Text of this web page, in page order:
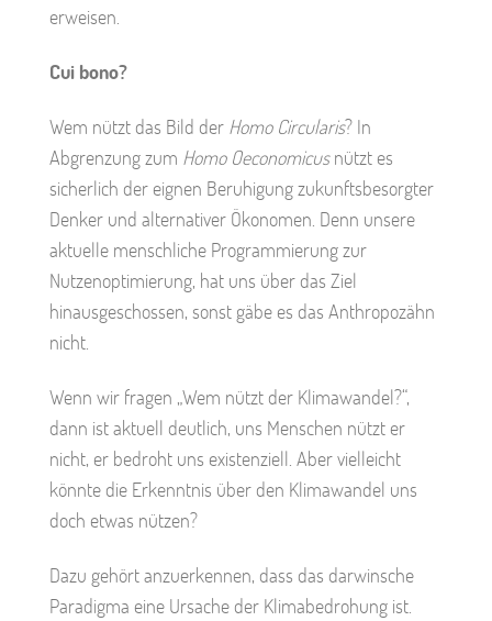
erweisen.
Cui bono?
Wem nützt das Bild der Homo Circularis? In
Abgrenzung zum Homo Oeconomicusnützt es
sicherlich der eignen Beruhigung zukunftsbesorgter
Denker und alternativer Ökonomen. Denn unsere
aktuelle menschliche Programmierung zur
Nutzenoptimierung, hat uns über das Ziel
hinausgeschossen, sonst gäbe es das Anthropozähn
nicht.
Wenn wir fragen „Wem nützt der Klimawandel?“,
dann ist aktuell deutlich, uns Menschen nützt er
nicht, er bedroht uns existenziell. Aber vielleicht
könnte die Erkenntnis über den Klimawandel uns
doch etwas nützen?
Dazu gehört anzuerkennen, dass das darwinsche
Paradigma eine Ursache der Klimabedrohung ist.